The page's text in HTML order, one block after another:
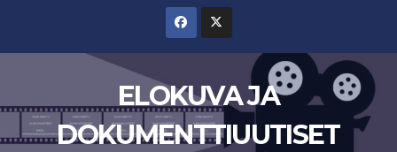
ELOKUVA JA
DOKUMENTTIUUTISET